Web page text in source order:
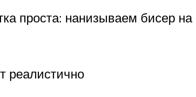
проста: нанизываем бисер
реалистично